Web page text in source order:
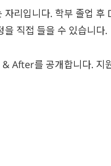
리입니다. 학부 졸업
직접 들을 수 있습니다.
After를 공개합니다. 지